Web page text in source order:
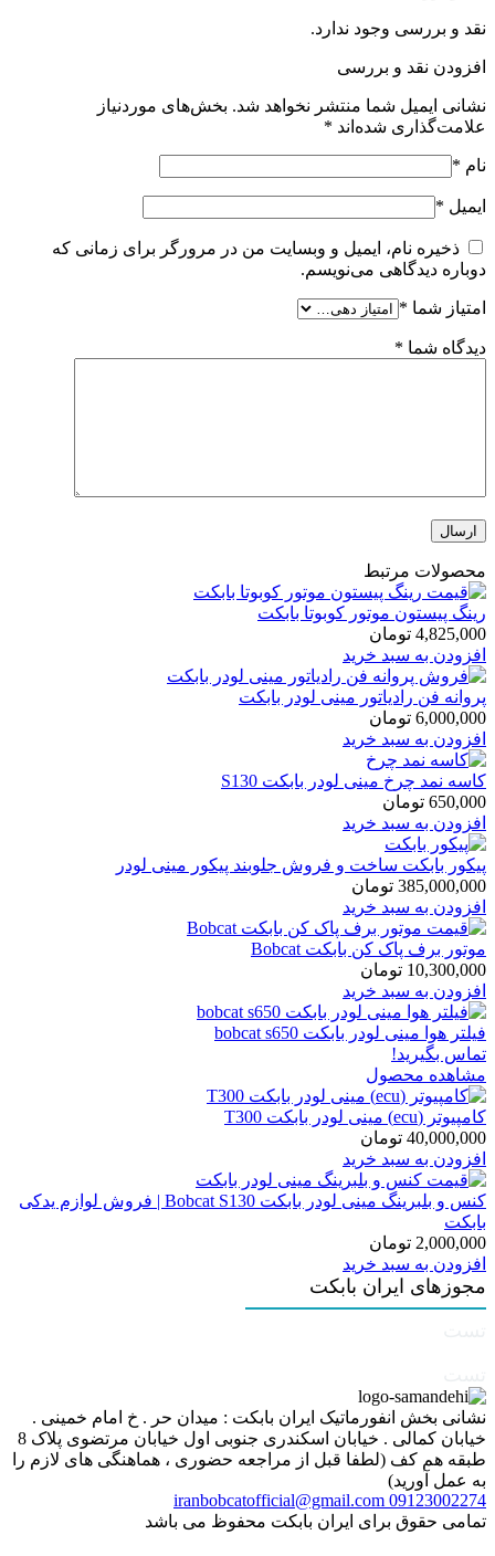
نقد و بررسی وجود ندارد.
افزودن نقد و بررسی
نشانی ایمیل شما منتشر نخواهد شد. بخش‌های موردنیاز
علامت‌گذاری شده‌اند *
نام *
ایمیل *
ذخیره نام، ایمیل و وبسایت من در مرورگر برای زمانی که
دوباره دیدگاهی می‌نویسم.
امتیاز شما *
دیدگاه شما *
محصولات مرتبط
رینگ پیستون موتور کوبوتا بابکت
4,825,000 تومان
افزودن به سبد خرید
پروانه فن رادیاتور مینی لودر بابکت
6,000,000 تومان
افزودن به سبد خرید
کاسه نمد چرخ مینی لودر بابکت S130
650,000 تومان
افزودن به سبد خرید
پیکور بابکت ساخت و فروش جلوبند پیکور مینی لودر
385,000,000 تومان
افزودن به سبد خرید
موتور برف پاک کن بابکت Bobcat
10,300,000 تومان
افزودن به سبد خرید
فیلتر هوا مینی لودر بابکت bobcat s650
تماس بگیرید!
مشاهده محصول
کامپیوتر (ecu) مینی لودر بابکت T300
40,000,000 تومان
افزودن به سبد خرید
کنس و بلبرینگ مینی لودر بابکت Bobcat S130 | فروش لوازم یدکی
بابکت
2,000,000 تومان
افزودن به سبد خرید
مجوزهای ایران بابکت
نشانی بخش انفورماتیک ایران بابکت : میدان حر . خ امام خمینی .
خیابان کمالی . خیابان اسکندری جنوبی اول خیابان مرتضوی پلاک 8
طبقه هم کف (لطفا قبل از مراجعه حضوری ، هماهنگی های لازم را
به عمل آورید)
09123002274
iranbobcatofficial@gmail.com
تمامی حقوق برای ایران بابکت محفوظ می باشد